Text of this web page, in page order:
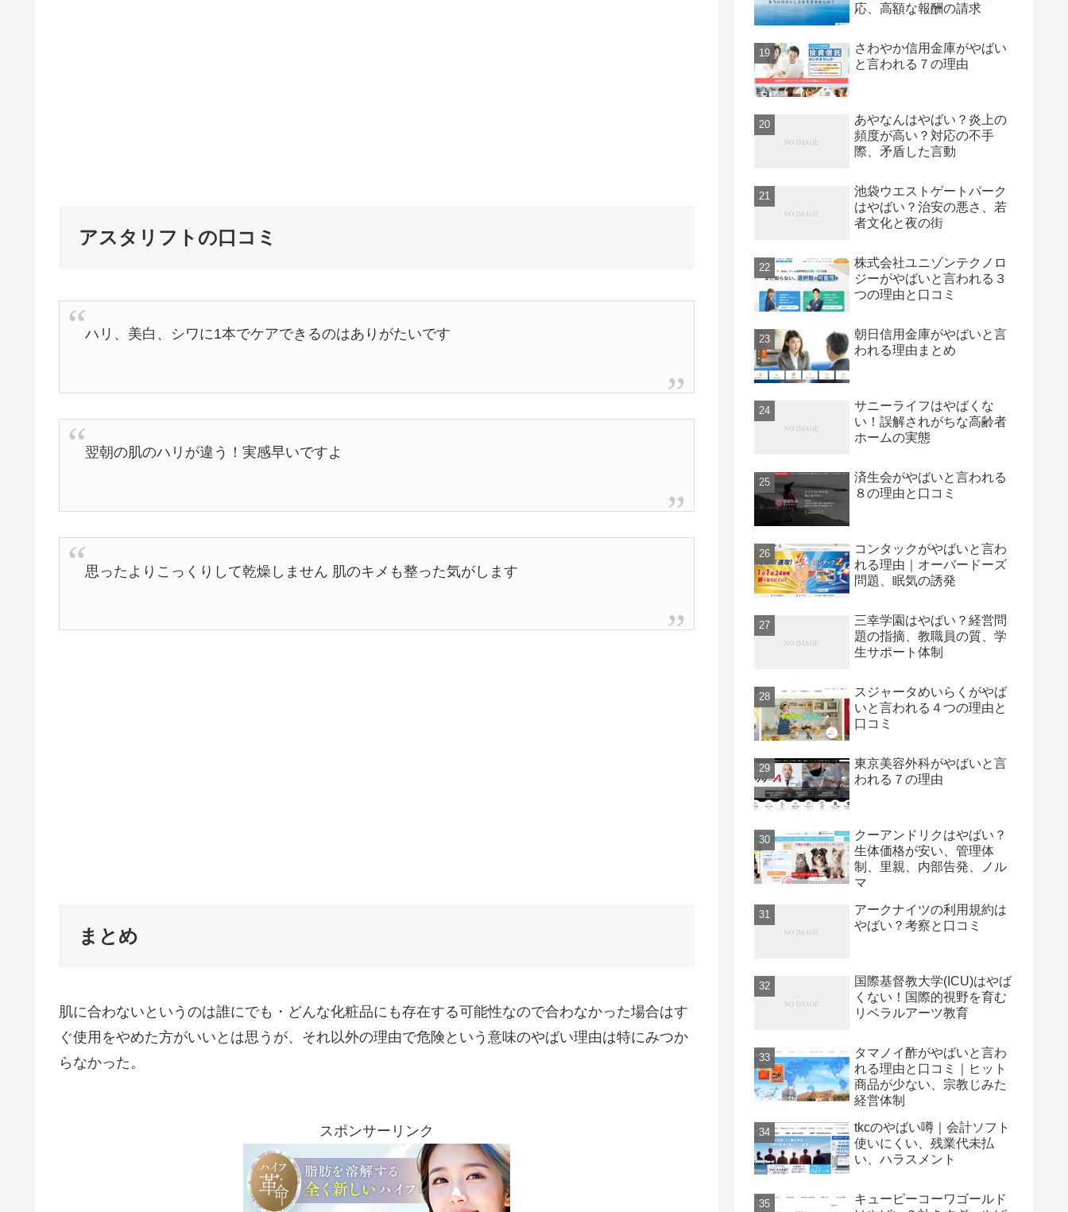
アスタリフトの口コミ
ハリ、美白、シワに1本でケアできるのはありがたいです
翌朝の肌のハリが違う！実感早いですよ
思ったよりこっくりして乾燥しません 肌のキメも整った気がします
まとめ
肌に合わないというのは誰にでも・どんな化粧品にも存在する可能性なので合わなかった場合はす
ぐ使用をやめた方がいいとは思うが、それ以外の理由で危険という意味のやばい理由は特にみつか
らなかった。
スポンサーリンク
応、高額な報酬の請求
さわやか信用金庫がやばい
と言われる７の理由
あやなんはやばい？炎上の
頻度が高い？対応の不手
際、矛盾した言動
池袋ウエストゲートパーク
はやばい？治安の悪さ、若
者文化と夜の街
株式会社ユニゾンテクノロ
ジーがやばいと言われる３
つの理由と口コミ
朝日信用金庫がやばいと言
われる理由まとめ
サニーライフはやばくな
い！誤解されがちな高齢者
ホームの実態
済生会がやばいと言われる
８の理由と口コミ
コンタックがやばいと言わ
れる理由｜オーバードーズ
問題、眠気の誘発
三幸学園はやばい？経営問
題の指摘、教職員の質、学
生サポート体制
スジャータめいらくがやば
いと言われる４つの理由と
口コミ
東京美容外科がやばいと言
われる７の理由
クーアンドリクはやばい？
生体価格が安い、管理体
制、里親、内部告発、ノル
マ
アークナイツの利用規約は
やばい？考察と口コミ
国際基督教大学(ICU)はやば
くない！国際的視野を育む
リベラルアーツ教育
タマノイ酢がやばいと言わ
れる理由と口コミ｜ヒット
商品が少ない、宗教じみた
経営体制
tkcのやばい噂｜会計ソフト
使いにくい、残業代未払
い、ハラスメント
キューピーコーワゴールド